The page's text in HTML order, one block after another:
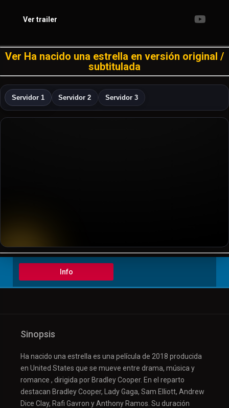
Ver trailer
Ver Ha nacido una estrella en versión original /
subtitulada
Servidor 1 Servidor 2 Servidor 3
▶️ Play
Info
Sinopsis
Ha nacido una estrella es una película de 2018 producida
en United States que se mueve entre drama, música y
romance , dirigida por Bradley Cooper. En el reparto
destacan Bradley Cooper, Lady Gaga, Sam Elliott, Andrew
Dice Clay, Rafi Gavron y Anthony Ramos. Su duración